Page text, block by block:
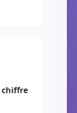
chiffre